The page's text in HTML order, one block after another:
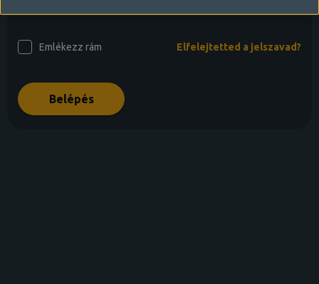
Emlékezz rám Elfelejtetted a jelszavad?
Belépés